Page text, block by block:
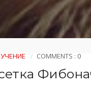
COMMENTS : 0